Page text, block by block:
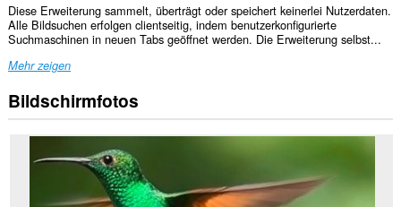
Diese Erweiterung sammelt, überträgt oder speichert keinerlei Nutzerdaten.
Alle Bildsuchen erfolgen clientseitig, indem benutzerkonfigurierte
Suchmaschinen in neuen Tabs geöffnet werden. Die Erweiterung selbst...
Mehr zeigen
Bildschirmfotos